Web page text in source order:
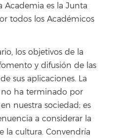
Academia es la Junta
todos los Académicos
los objetivos de la
y difusión de las
sus aplicaciones. La
ha terminado por
nuestra sociedad; es
a considerar la
la cultura. Convendría